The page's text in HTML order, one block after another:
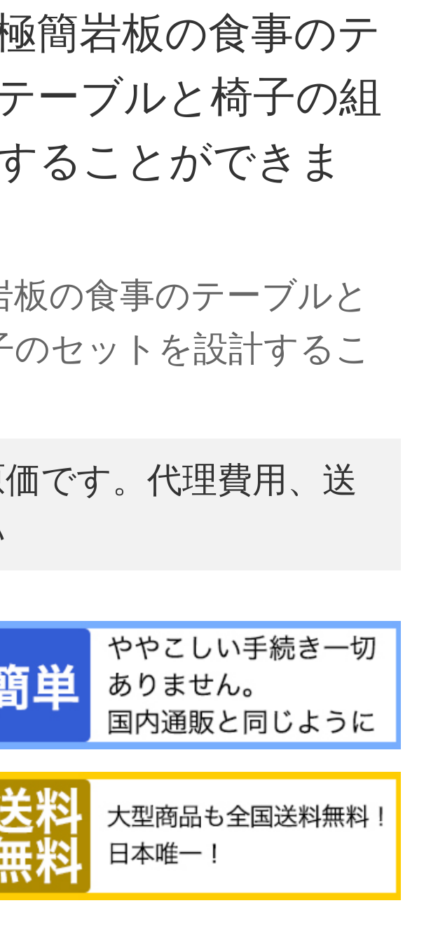
簡岩板の食事のテ
ーブルと椅子の組
ることができま
の食事のテーブルと
セットを設計するこ
です。代理費用、送